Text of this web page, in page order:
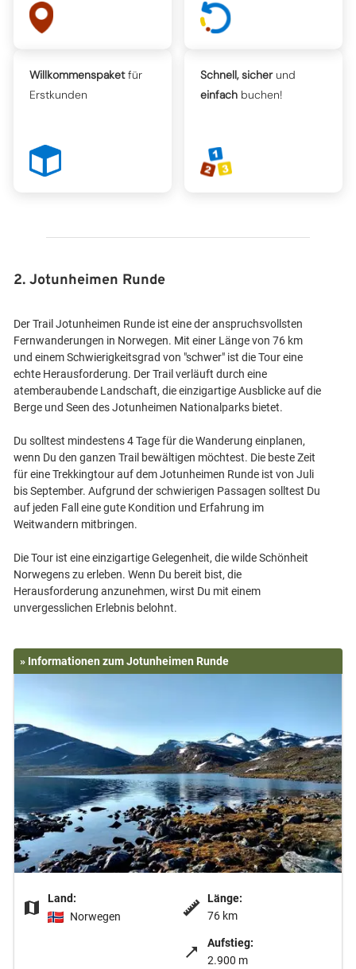
Willkommenspaketfür
Erstkunden
Schnell, sicherund
einfach buchen!
2. Jotunheimen Runde
Der Trail Jotunheimen Runde ist eine der anspruchsvollsten
Fernwanderungen in Norwegen. Mit einer Länge von 76 km
und einem Schwierigkeitsgrad von "schwer" ist die Tour eine
echte Herausforderung. Der Trail verläuft durch eine
atemberaubende Landschaft, die einzigartige Ausblicke auf die
Berge und Seen des Jotunheimen Nationalparks bietet.
Du solltest mindestens 4 Tage für die Wanderung einplanen,
wenn Du den ganzen Trail bewältigen möchtest. Die beste Zeit
für eine Trekkingtour auf dem Jotunheimen Runde ist von Juli
bis September. Aufgrund der schwierigen Passagen solltest Du
auf jeden Fall eine gute Kondition und Erfahrung im
Weitwandern mitbringen.
Die Tour ist eine einzigartige Gelegenheit, die wilde Schönheit
Norwegens zu erleben. Wenn Du bereit bist, die
Herausforderung anzunehmen, wirst Du mit einem
» Informationen zum Jotunheimen Runde
Land:
Norwegen
Länge:
76 km
Aufstieg:
2.900 m